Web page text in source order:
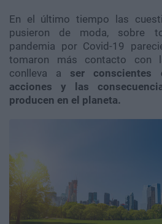
En el último tiempo las
pusieron de moda, sobre
pandemia por Covid-19
tomaron más contacto con
conlleva a ser
acciones y las
producen en el planeta.